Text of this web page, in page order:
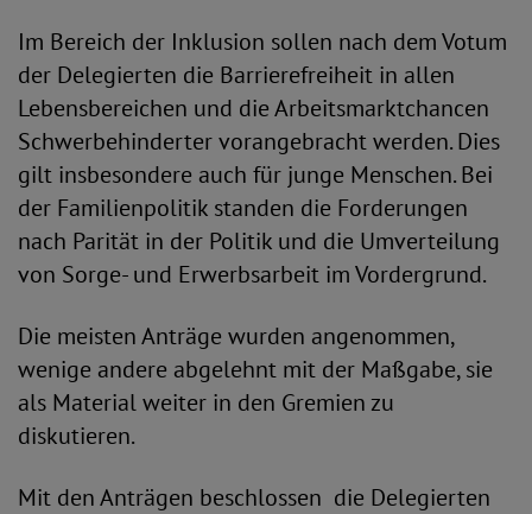
Im Bereich der Inklusion sollen nach dem Votum
der Delegierten die Barrierefreiheit in allen
Lebensbereichen und die Arbeitsmarktchancen
Schwerbehinderter vorangebracht werden. Dies
gilt insbesondere auch für junge Menschen. Bei
der Familienpolitik standen die Forderungen
nach Parität in der Politik und die Umverteilung
von Sorge- und Erwerbsarbeit im Vordergrund.
Die meisten Anträge wurden angenommen,
wenige andere abgelehnt mit der Maßgabe, sie
als Material weiter in den Gremien zu
diskutieren.
Mit den Anträgen beschlossen die Delegierten